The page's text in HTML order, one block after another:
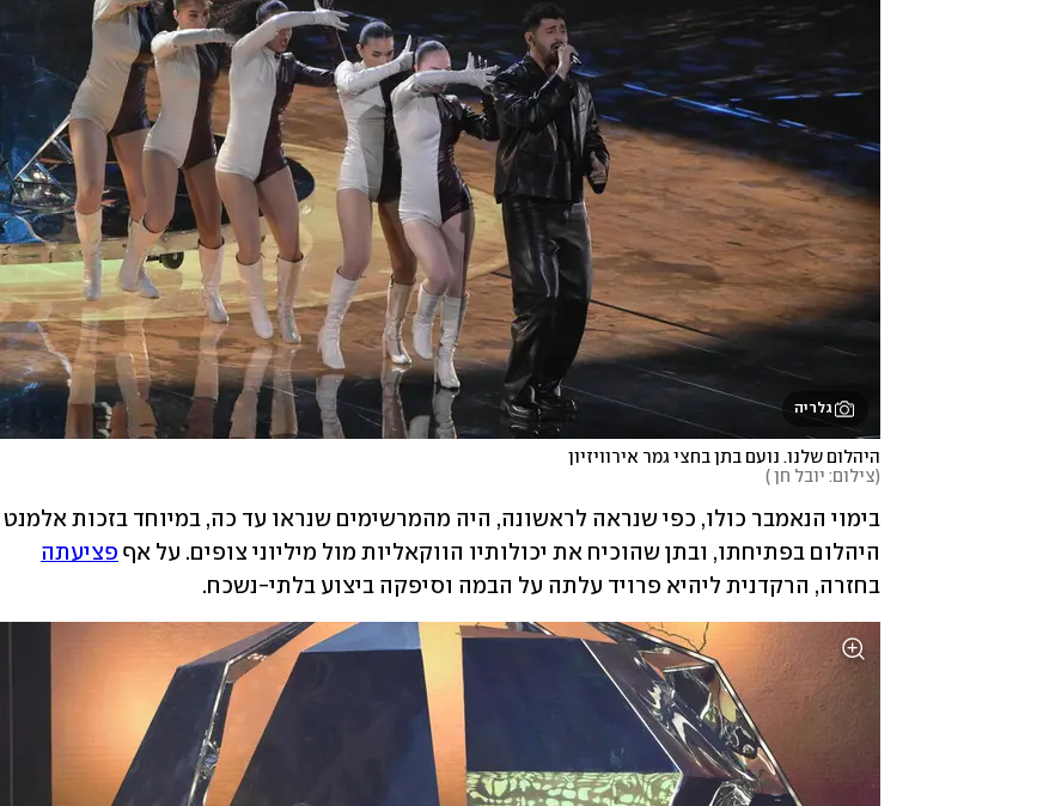
גלריה
היהלום שלנו. נועם בתן בחצי גמר אירוויזיון
(צילום: יובל חן )
היהלום בפתיחתו, ובתן שהוכיח את יכולותיו הווקאליות מול מיליוני צופים. על אף פציעתה
בחזרה, הרקדנית ליהיא פרויד עלתה על הבמה וסיפקה ביצוע בלתי-נשכח.